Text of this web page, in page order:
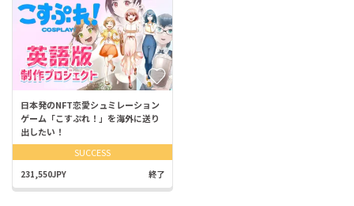
日本発のNFT恋愛シュミレーション
ゲーム「こすぷれ！」を海外に送り
出したい！
SUCCESS
231,550JPY 終了